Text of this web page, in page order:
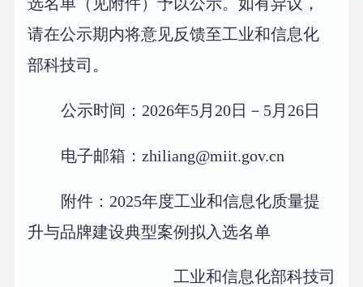
请在公示期内将意见反馈至工业和信息化
部科技司。
公示时间：2026年5月20日－5月26日
电子邮箱：zhiliang@miit.gov.cn
附件：2025年度工业和信息化质量提
升与品牌建设典型案例拟入选名单
工业和信息化部科技司